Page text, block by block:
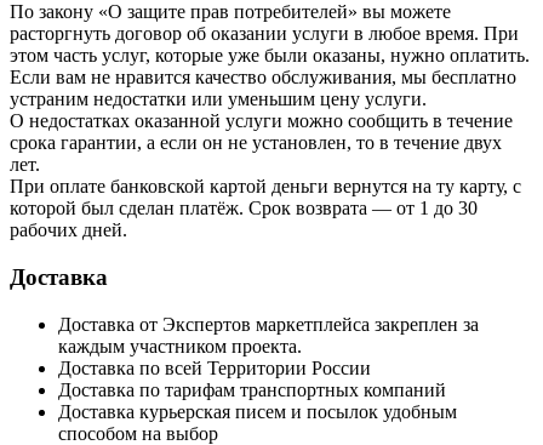
По закону «О защите прав потребителей» вы можете
расторгнуть договор об оказании услуги в любое время. При
этом часть услуг, которые уже были оказаны, нужно оплатить.
Если вам не нравится качество обслуживания, мы бесплатно
устраним недостатки или уменьшим цену услуги.
О недостатках оказанной услуги можно сообщить в течение
срока гарантии, а если он не установлен, то в течение двух
лет.
При оплате банковской картой деньги вернутся на ту карту, с
которой был сделан платёж. Срок возврата — от 1 до 30
рабочих дней.
Доставка
Доставка от Экспертов маркетплейса закреплен за
каждым участником проекта.
Доставка по всей Территории России
Доставка по тарифам транспортных компаний
Доставка курьерская писем и посылок удобным
способом на выбор